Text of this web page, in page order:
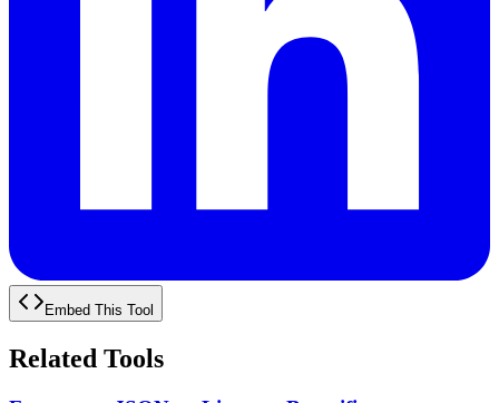
Embed This Tool
Related Tools